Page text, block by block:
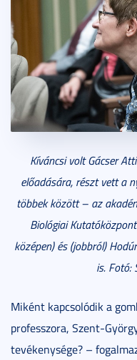
Kíváncsi volt Gácser
előadására, részt vett a
többek között – az
Biológiai
középen) és (jobbról)
is. Fotó:
Miként kapcsolódik a
professzora, Szent-
tevékenysége? –